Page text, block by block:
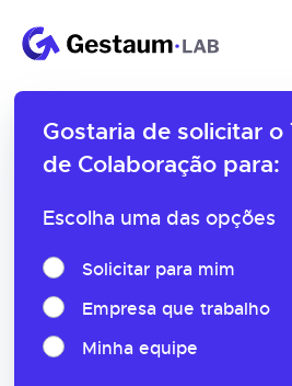
Gostaria de solicitar o
de Colaboração para:
Escolha uma das opções
Solicitar para mim
Empresa que trabalho
Minha equipe